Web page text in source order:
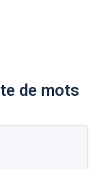
de mots